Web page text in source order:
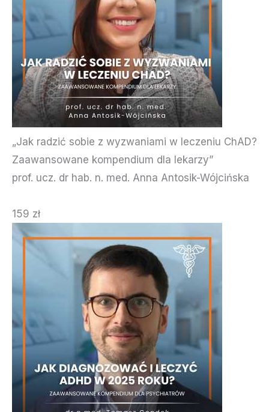
„Jak radzić sobie z wyzwaniami w leczeniu ChAD?
Zaawansowane kompendium dla lekarzy”
prof. ucz. dr hab. n. med. Anna Antosik-Wójcińska
159 zł